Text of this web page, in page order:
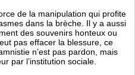
de la manipulation qui profite
dans la brèche. Il y a aussi
des souvenirs honteux ou
pas effacer la blessure, ce
n’est pas pardon, mais
par l’institution sociale.